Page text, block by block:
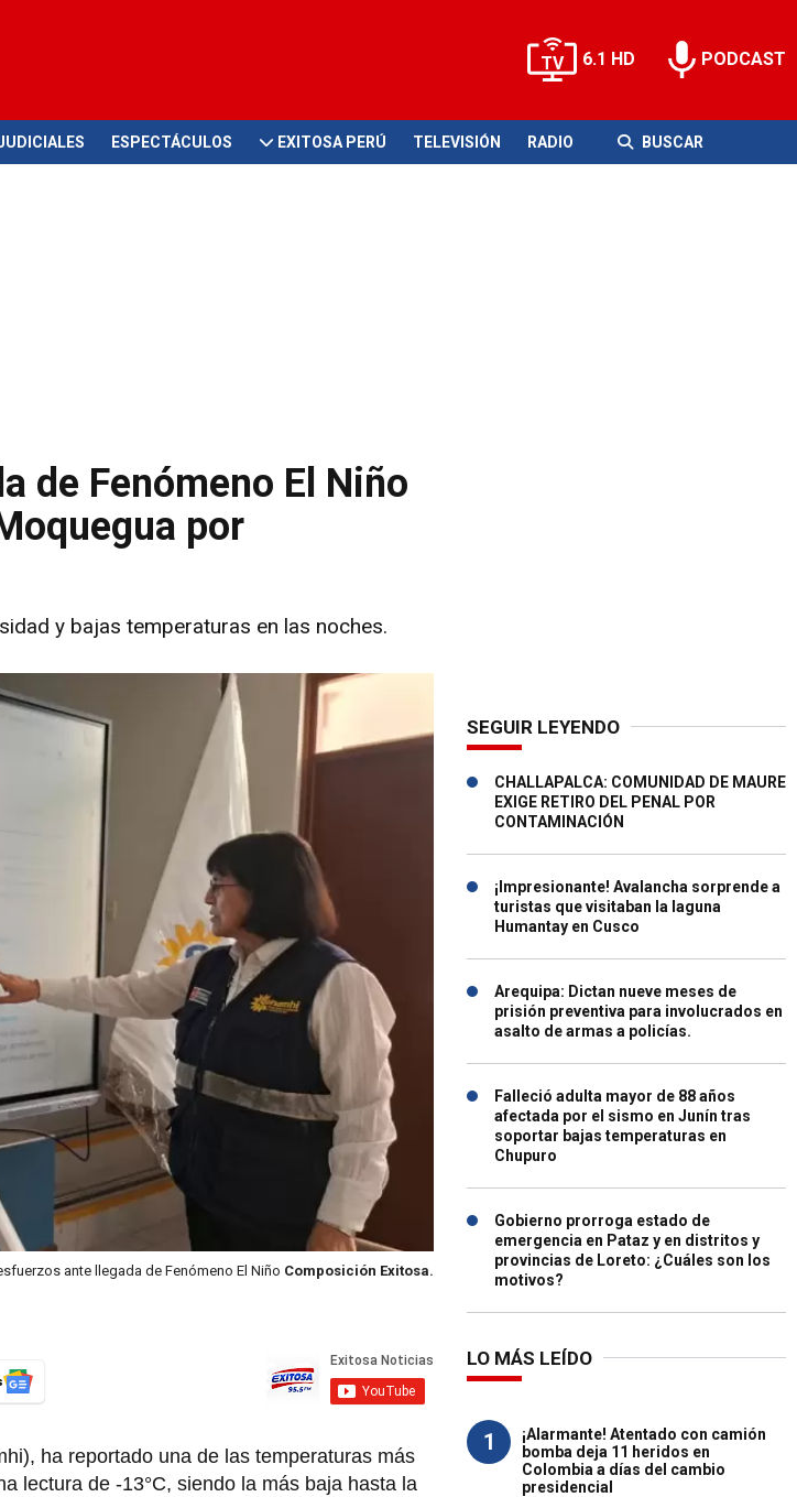
6.1 HD PODCAST
ESPECTÁCULOS EXITOSA PERÚ TELEVISIÓN RADIO BUSCAR
de Fenómeno El Niño
por
y bajas temperaturas en las noches.
ante llegada de Fenómeno El Niño Composición Exitosa.
ha reportado una de las temperaturas más
lectura de -13°C, siendo la más baja hasta la
SEGUIR LEYENDO
CHALLAPALCA: COMUNIDAD DE MAURE
EXIGE RETIRO DEL PENAL POR
CONTAMINACIÓN
¡Impresionante! Avalancha sorprende a
turistas que visitaban la laguna
Humantay en Cusco
Arequipa: Dictan nueve meses de
prisión preventiva para involucrados en
asalto de armas a policías.
Falleció adulta mayor de 88 años
afectada por el sismo en Junín tras
soportar bajas temperaturas en
Chupuro
Gobierno prorroga estado de
emergencia en Pataz y en distritos y
provincias de Loreto: ¿Cuáles son los
motivos?
LO MÁS LEÍDO
1
¡Alarmante! Atentado con camión
bomba deja 11 heridos en
Colombia a días del cambio
presidencial